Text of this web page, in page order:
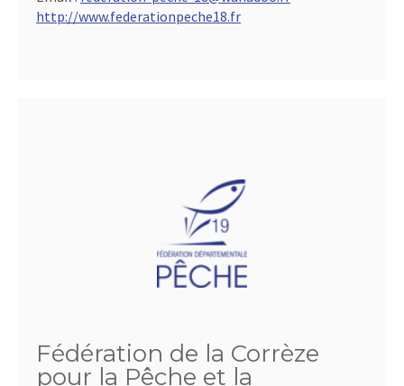
http://www.federationpeche18.fr
Fédération de la Corrèze
pour la Pêche et la